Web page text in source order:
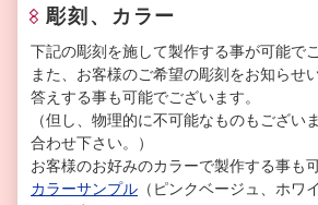
彫刻、カラー
下記の彫刻を施して製作する事が可能で
また、お客様のご希望の彫刻をお知らせ
答えする事も可能でございます。
（但し、物理的に不可能なものもござい
合わせ下さい。）
お客様のお好みのカラーで製作する事も
カラーサンプル （ピンクベージュ、ホワ